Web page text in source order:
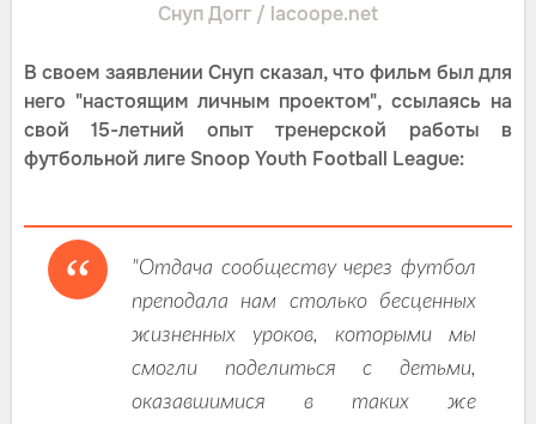
Снуп Догг / lacoope.net
В своем заявлении Снуп сказал, что фильм был для
него "настоящим личным проектом", ссылаясь на
свой 15-летний опыт тренерской работы в
футбольной лиге Snoop Youth Football League:
"Отдача сообществу через футбол
преподала нам столько бесценных
жизненных уроков, которыми мы
смогли поделиться с детьми,
оказавшимися в таких же